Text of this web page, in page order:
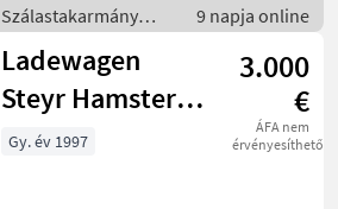
Szálastakarmány
betakarítók /
Rendfelszedő
pótkocsi
9 napja online
Ladewagen
Steyr Hamster
8016
3.000
€
ÁFA nem
érvényesíthető
Gy. év 1997